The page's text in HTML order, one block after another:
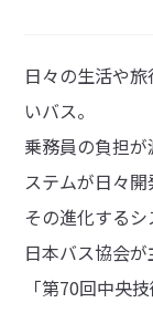
日々の生活や
いバス。
乗務員の負担
ステムが日々開
その進化する
日本バス協会が
「第70回中央